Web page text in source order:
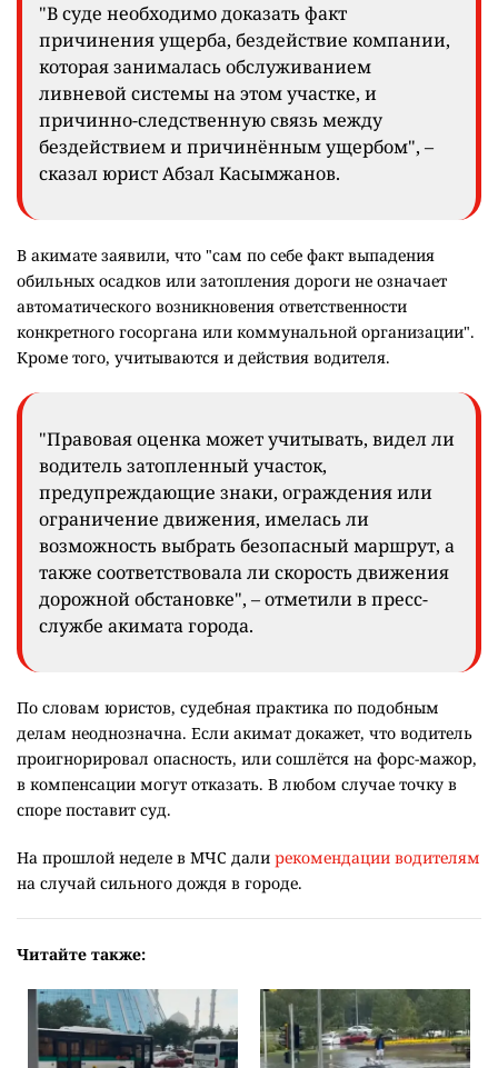
"В суде необходимо доказать факт
причинения ущерба, бездействие компании,
которая занималась обслуживанием
ливневой системы на этом участке, и
причинно-следственную связь между
бездействием и причинённым ущербом", –
сказал юрист Абзал Касымжанов.
В акимате заявили, что "сам по себе факт выпадения
обильных осадков или затопления дороги не означает
автоматического возникновения ответственности
конкретного госоргана или коммунальной организации".
Кроме того, учитываются и действия водителя.
"Правовая оценка может учитывать, видел ли
водитель затопленный участок,
предупреждающие знаки, ограждения или
ограничение движения, имелась ли
возможность выбрать безопасный маршрут, а
также соответствовала ли скорость движения
дорожной обстановке", – отметили в пресс-
службе акимата города.
По словам юристов, судебная практика по подобным
делам неоднозначна. Если акимат докажет, что водитель
проигнорировал опасность, или сошлётся на форс-мажор,
в компенсации могут отказать. В любом случае точку в
споре поставит суд.
На прошлой неделе в МЧС дали рекомендации водителям
на случай сильного дождя в городе.
Читайте также: